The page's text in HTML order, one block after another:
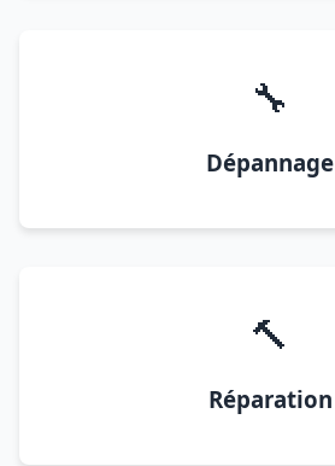
🔧
Dépannage
🔨
Réparation